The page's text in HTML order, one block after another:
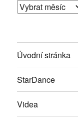
Archivy
Úvodní stránka
StarDance
Videa